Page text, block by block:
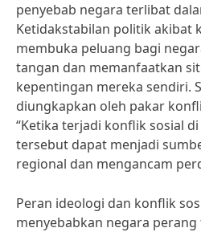
penyebab negara terlibat
Ketidakstabilan politik akibat
membuka peluang bagi
tangan dan memanfaatkan
kepentingan mereka sendiri.
diungkapkan oleh pakar
“Ketika terjadi konflik sosial
tersebut dapat menjadi
regional dan mengancam
Peran ideologi dan konflik
menyebabkan negara